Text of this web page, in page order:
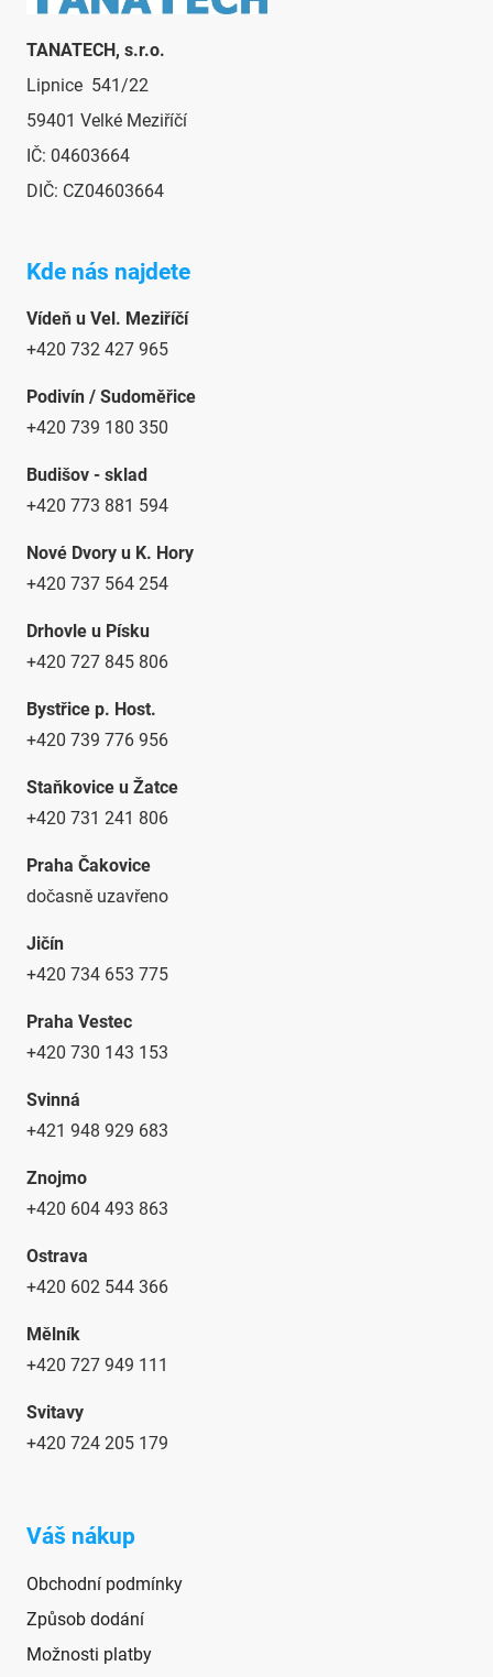
p
TANATECH, s.r.o.
Lipnice 541/22
59401 Velké Meziříčí
IČ: 04603664
DIČ: CZ04603664
Kde nás najdete
Vídeň u Vel. Meziříčí
+420 732 427 965
Podivín / Sudoměřice
+420 739 180 350
Budišov - sklad
+420 773 881 594
Nové Dvory u K. Hory
+420 737 564 254
Drhovle u Písku
+420 727 845 806
Bystřice p. Host.
+420 739 776 956
Staňkovice u Žatce
+420 731 241 806
Praha Čakovice
dočasně uzavřeno
Jičín
+420 734 653 775
Praha Vestec
+420 730 143 153
Svinná
+421 948 929 683
Znojmo
+420 604 493 863
Ostrava
+420 602 544 366
Mělník
+420 727 949 111
Svitavy
+420 724 205 179
Váš nákup
Obchodní podmínky
Způsob dodání
Možnosti platby